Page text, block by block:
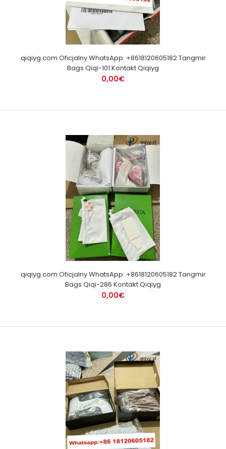
qiqiyg.com Oficjalny WhatsApp: +8618120605182 Tangmir
Bags Qiqi-101 Kontakt Qiqiyg
0,00€
qiqiyg.com Oficjalny WhatsApp: +8618120605182 Tangmir
Bags Qiqi-286 Kontakt Qiqiyg
0,00€